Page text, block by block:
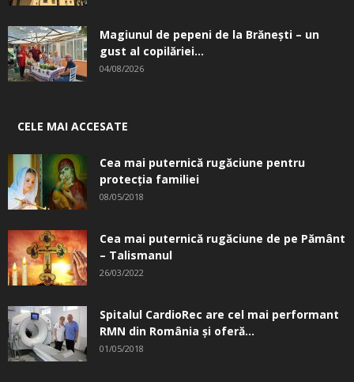
Magiunul de pepeni de la Brăneşti – un
gust al copilăriei...
04/08/2026
CELE MAI ACCESATE
Cea mai puternică rugăciune pentru
protecția familiei
08/05/2018
Cea mai puternică rugăciune de pe Pământ
– Talismanul
26/03/2022
Spitalul CardioRec are cel mai performant
RMN din România și oferă...
01/05/2018